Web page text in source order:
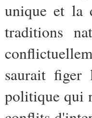
unique et la
traditions
saurait figer
politique qui